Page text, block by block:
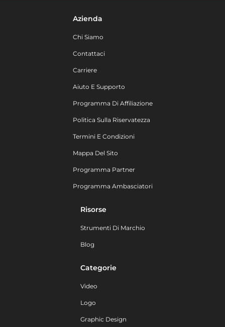
Azienda
Chi Siamo
Contattaci
Carriere
Aiuto E Supporto
Programma Di Affiliazione
Politica Sulla Riservatezza
Termini E Condizioni
Mappa Del Sito
Programma Partner
Programma Ambasciatori
Risorse
Strumenti Di Marchio
Blog
Categorie
Video
Logo
Graphic Design